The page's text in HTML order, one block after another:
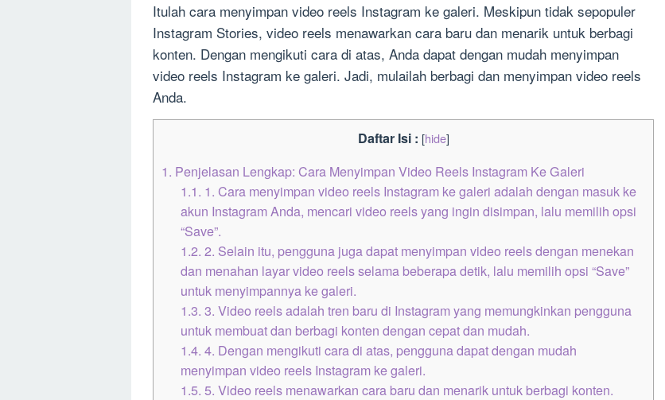
Itulah cara menyimpan video reels Instagram ke galeri. Meskipun tidak sepopuler
Instagram Stories, video reels menawarkan cara baru dan menarik untuk berbagi
konten. Dengan mengikuti cara di atas, Anda dapat dengan mudah menyimpan
video reels Instagram ke galeri. Jadi, mulailah berbagi dan menyimpan video reels
Anda.
Daftar Isi : [hide]
1. Penjelasan Lengkap: Cara Menyimpan Video Reels Instagram Ke Galeri
1.1. 1. Cara menyimpan video reels Instagram ke galeri adalah dengan masuk ke
akun Instagram Anda, mencari video reels yang ingin disimpan, lalu memilih opsi
“Save”.
1.2. 2. Selain itu, pengguna juga dapat menyimpan video reels dengan menekan
dan menahan layar video reels selama beberapa detik, lalu memilih opsi “Save”
untuk menyimpannya ke galeri.
1.3. 3. Video reels adalah tren baru di Instagram yang memungkinkan pengguna
untuk membuat dan berbagi konten dengan cepat dan mudah.
1.4. 4. Dengan mengikuti cara di atas, pengguna dapat dengan mudah
menyimpan video reels Instagram ke galeri.
1.5. 5. Video reels menawarkan cara baru dan menarik untuk berbagi konten.